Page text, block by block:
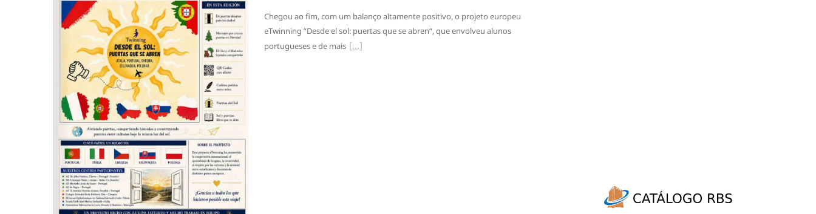
Chegou ao fim, com um balanço altamente positivo, o projeto europeu
eTwinning “Desde el sol: puertas que se abren“, que envolveu alunos
portugueses e de mais